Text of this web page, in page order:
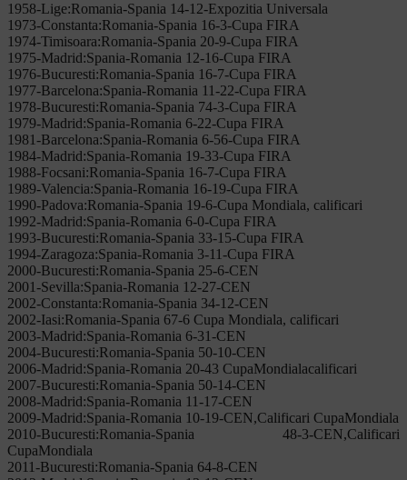
1958-Lige:Romania-Spania 14-12-Expozitia Universala
1973-Constanta:Romania-Spania 16-3-Cupa FIRA
1974-Timisoara:Romania-Spania 20-9-Cupa FIRA
1975-Madrid:Spania-Romania 12-16-Cupa FIRA
1976-Bucuresti:Romania-Spania 16-7-Cupa FIRA
1977-Barcelona:Spania-Romania 11-22-Cupa FIRA
1978-Bucuresti:Romania-Spania 74-3-Cupa FIRA
1979-Madrid:Spania-Romania 6-22-Cupa FIRA
1981-Barcelona:Spania-Romania 6-56-Cupa FIRA
1984-Madrid:Spania-Romania 19-33-Cupa FIRA
1988-Focsani:Romania-Spania 16-7-Cupa FIRA
1989-Valencia:Spania-Romania 16-19-Cupa FIRA
1990-Padova:Romania-Spania 19-6-Cupa Mondiala, calificari
1992-Madrid:Spania-Romania 6-0-Cupa FIRA
1993-Bucuresti:Romania-Spania 33-15-Cupa FIRA
1994-Zaragoza:Spania-Romania 3-11-Cupa FIRA
2000-Bucuresti:Romania-Spania 25-6-CEN
2001-Sevilla:Spania-Romania 12-27-CEN
2002-Constanta:Romania-Spania 34-12-CEN
2002-Iasi:Romania-Spania 67-6 Cupa Mondiala, calificari
2003-Madrid:Spania-Romania 6-31-CEN
2004-Bucuresti:Romania-Spania 50-10-CEN
2006-Madrid:Spania-Romania 20-43 CupaMondialacalificari
2007-Bucuresti:Romania-Spania 50-14-CEN
2008-Madrid:Spania-Romania 11-17-CEN
2009-Madrid:Spania-Romania 10-19-CEN,Calificari CupaMondiala
2010-Bucuresti:Romania-Spania 48-3-CEN,Calificari
CupaMondiala
2011-Bucuresti:Romania-Spania 64-8-CEN